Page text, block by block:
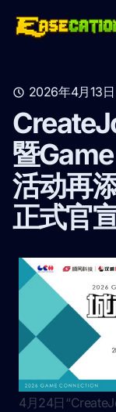
2026年4月13日
暨
活动再
正式官
4月24日